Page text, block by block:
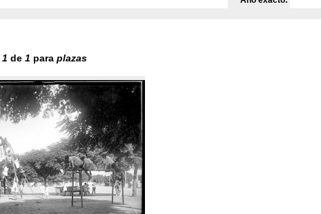
1 de 1 para plazas